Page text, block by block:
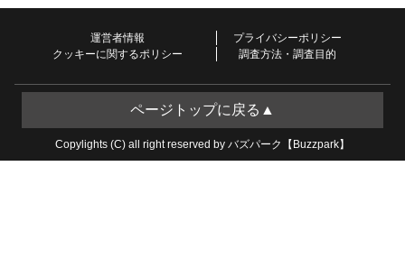
運営者情報
プライバシーポリシー
クッキーに関するポリシー
調査方法・調査目的
ページトップに戻る▲
Copylights (C) all right reserved by バズパーク【Buzzpark】